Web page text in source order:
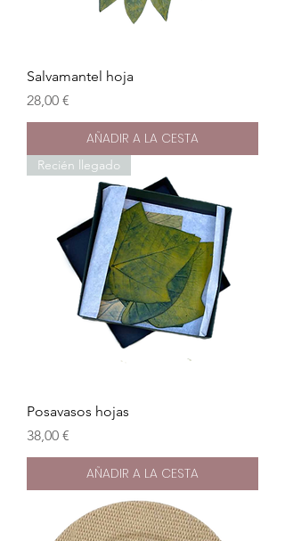
Salvamantel hoja
Precio
28,00 €
AÑADIR A LA CESTA
Recién llegado
Posavasos hojas
Precio
38,00 €
AÑADIR A LA CESTA